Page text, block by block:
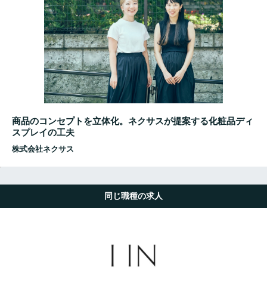
商品のコンセプトを立体化。ネクサスが提案する化粧品ディ
スプレイの工夫
株式会社ネクサス
同じ職種の求人